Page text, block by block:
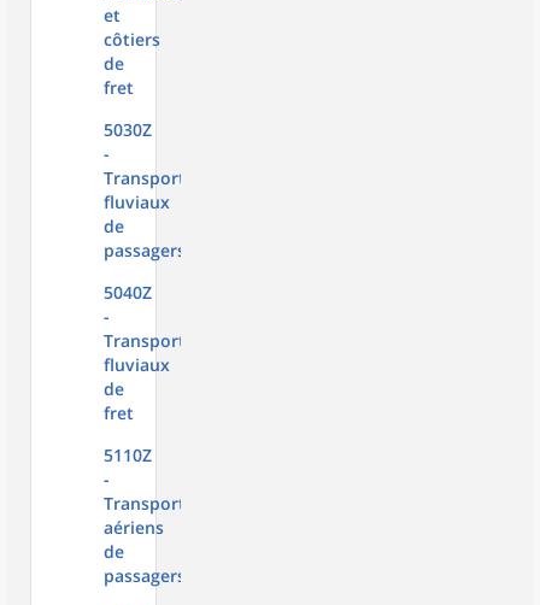
et
côtiers
de
fret
5030Z
-
Transports
fluviaux
de
passagers
5040Z
-
Transports
fluviaux
de
fret
5110Z
-
Transports
aériens
de
passagers